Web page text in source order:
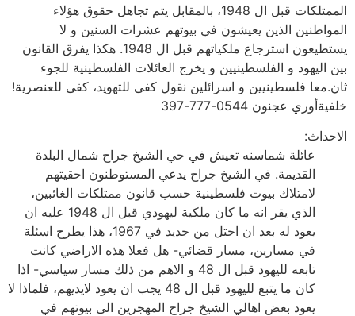
الممتلكات قبل ال 1948، بالمقابل يتم تجاهل حقوق هؤلاء
المواطنين الذين يعيشون في بيوتهم عشرات السنين و لا
يستطيعون استرجاع ملكياتهم قبل ال 1948. هكذا يفرق القانون
بين اليهود و الفلسطينيين و يخرج العائلات الفلسطينية للجوء
ثان.معا فلسطينيين و اسرائلين نقول كفى للتهويد، كفى للعنصرية!
خلفيةأوري عجنون 0544-777-397
الاحداث:
عائلة شماسنه تعيش في حي الشيخ جراح شمال البلدة
القديمة. في الشيخ جراح يدعي المستوطنون احقيتهم
لامتلاك بيوت فلسطينية حسب قانون ممتلكات الغائبين،
الذي يقر انه ما كان ملكية ليهودي قبل ال 1948 عليه ان
يعود له بعد ان احتل من جديد في 1967، هذا يطرح اسئلة
في مسارين، مسار قضائي- هل فعلا هذه الاراضي كانت
تابعه لليهود قبل ال 48 و الاهم من ذلك مسار سياسي- اذا
كان ما يتبع لليهود قبل ال 48 يجب ان يعود لايديهم، فلماذا لا
يعود بعض اهالي الشيخ جراح المهجرين الى بيوتهم في